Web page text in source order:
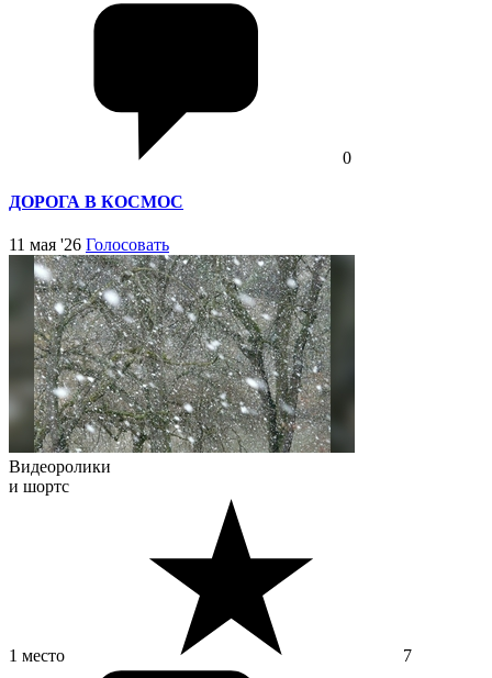
0
ДОРОГА В КОСМОС
11 мая '26 Голосовать
Видеоролики
и шортс
1 место 7